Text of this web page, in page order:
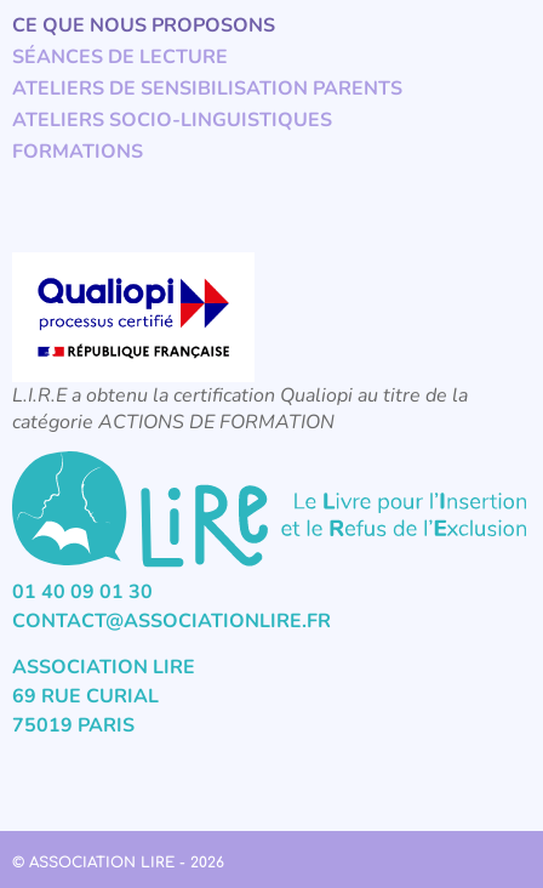
CE QUE NOUS PROPOSONS
SÉANCES DE LECTURE
ATELIERS DE SENSIBILISATION PARENTS
ATELIERS SOCIO-LINGUISTIQUES
FORMATIONS
L.I.R.E a obtenu la certification Qualiopi au titre de la
catégorie ACTIONS DE FORMATION
01 40 09 01 30
CONTACT@ASSOCIATIONLIRE.FR
ASSOCIATION LIRE
69 RUE CURIAL
75019 PARIS
© ASSOCIATION LIRE - 2026